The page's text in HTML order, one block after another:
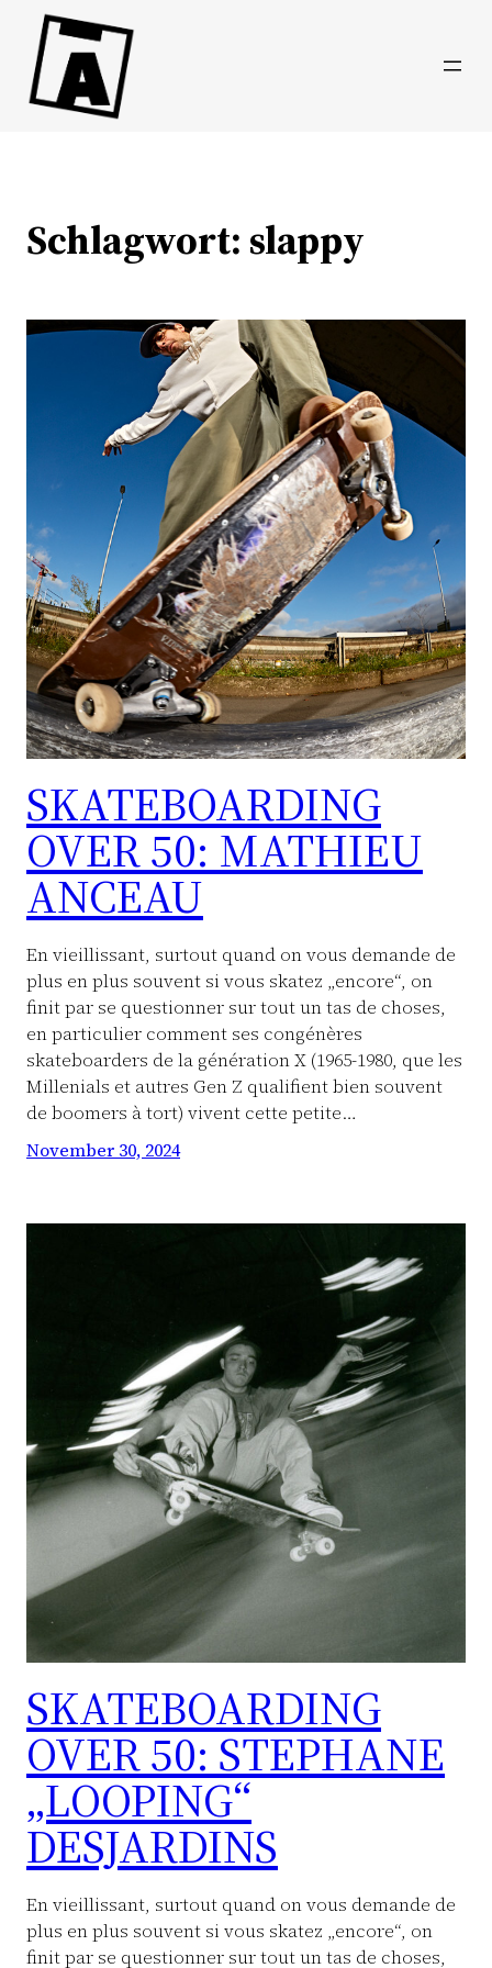
Direkt
Inhalt
wechseln
Schlagwort: slappy
SKATEBOARDING
OVER 50: MATHIEU
ANCEAU
En vieillissant, surtout quand on vous demande de
plus en plus souvent si vous skatez „encore“, on
finit par se questionner sur tout un tas de choses,
en particulier comment ses congénères
skateboarders de la génération X (1965-1980, que les
Millenials et autres Gen Z qualifient bien souvent
de boomers à tort) vivent cette petite…
November 30, 2024
SKATEBOARDING
OVER 50: STEPHANE
„LOOPING“
DESJARDINS
En vieillissant, surtout quand on vous demande de
plus en plus souvent si vous skatez „encore“, on
finit par se questionner sur tout un tas de choses,